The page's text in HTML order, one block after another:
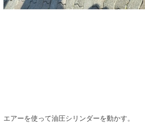
エアーを使って油圧シリンダーを動かす。